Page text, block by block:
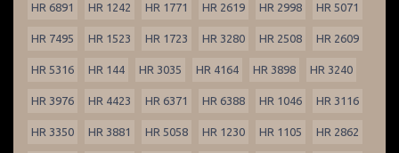
HR 6891 HR 1242 HR 1771 HR 2619 HR 2998 HR 5071
HR 7495 HR 1523 HR 1723 HR 3280 HR 2508 HR 2609
HR 5316 HR 144 HR 3035 HR 4164 HR 3898 HR 3240
HR 3976 HR 4423 HR 6371 HR 6388 HR 1046 HR 3116
HR 3350 HR 3881 HR 5058 HR 1230 HR 1105 HR 2862